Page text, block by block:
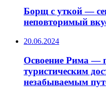
Борщ с уткой —
неповторимый
20.06.2024
Освоение Рима —
туристическим
незабываемым